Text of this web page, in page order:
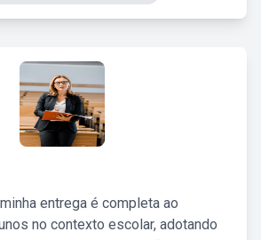
entrega é completa ao
no contexto escolar, adotando